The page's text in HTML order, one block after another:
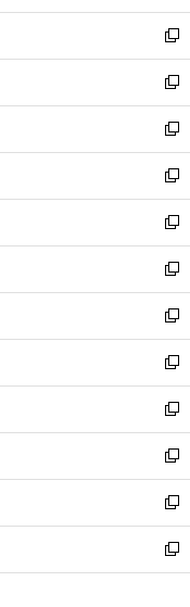
開
く
ウ
で
開
く
ン
ド
ウ
で
開
く
ウ
ィ
ン
ド
ウ
で
開
く
新
し
い
ウ
ィ
ン
ド
ウ
で
開
く
新
し
い
ウ
ィ
ン
ド
ウ
で
開
く
新
し
い
ウ
ィ
ン
ド
ウ
で
開
く
新
し
い
ウ
ィ
ン
ド
ウ
で
開
く
新
し
い
ウ
ィ
ン
ド
ウ
で
開
く
新
し
い
ウ
ィ
ン
ド
ウ
で
開
く
新
し
い
ウ
ィ
ン
ド
ウ
で
開
く
新
し
い
ウ
ィ
ン
ド
ウ
で
開
新
し
い
ウ
ィ
ン
ド
ウ
新
し
い
ウ
ィ
ン
新
し
い
ウ
新
し